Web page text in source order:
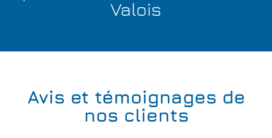
Valois
Avis et témoignages de
nos clients